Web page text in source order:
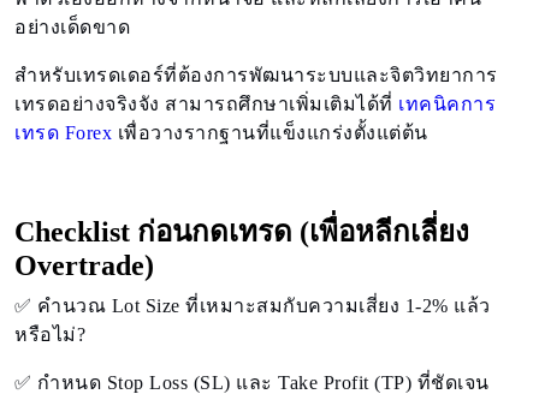
อย่างเด็ดขาด
สำหรับเทรดเดอร์ที่ต้องการพัฒนาระบบและจิตวิทยาการ
เทรดอย่างจริงจัง สามารถศึกษาเพิ่มเติมได้ที่ เทคนิคการ
เทรด Forex เพื่อวางรากฐานที่แข็งแกร่งตั้งแต่ต้น
Checklist ก่อนกดเทรด (เพื่อหลีกเลี่ยง
Overtrade)
✅ คำนวณ Lot Size ที่เหมาะสมกับความเสี่ยง 1-2% แล้ว
หรือไม่?
✅ กำหนด Stop Loss (SL) และ Take Profit (TP) ที่ชัดเจน